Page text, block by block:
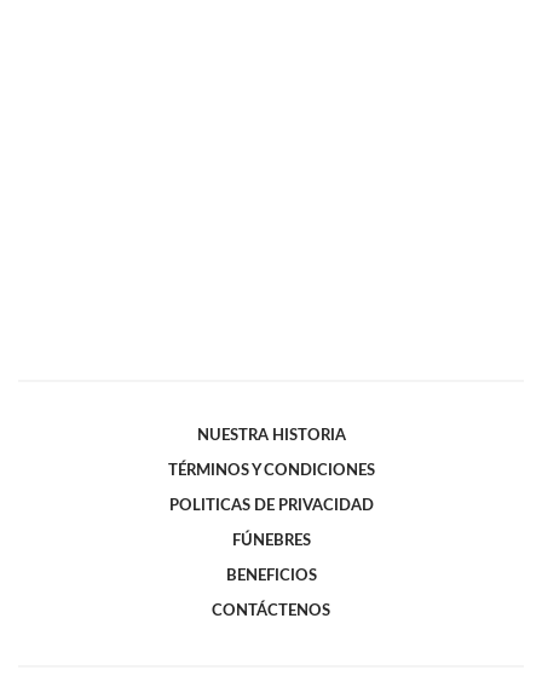
NUESTRA HISTORIA
TÉRMINOS Y CONDICIONES
POLITICAS DE PRIVACIDAD
FÚNEBRES
BENEFICIOS
CONTÁCTENOS